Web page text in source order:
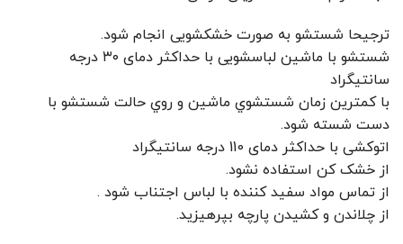
ترجیحا شستشو به صورت خشکشویی انجام شود.
شستشو با ماشین لباسشویی با حداکثر دمای ۳۰ درجه
سانتیگراد
با کمترين زمان شستشوي ماشين و روي حالت شستشو با
دست شسته شود.
اتوکشی با حداکثر دمای 110 درجه سانتیگراد
از خشک کن استفاده نشود.
از تماس مواد سفید کننده با لباس اجتناب شود .
از چلاندن و کشيدن پارچه بپرهيزيد.